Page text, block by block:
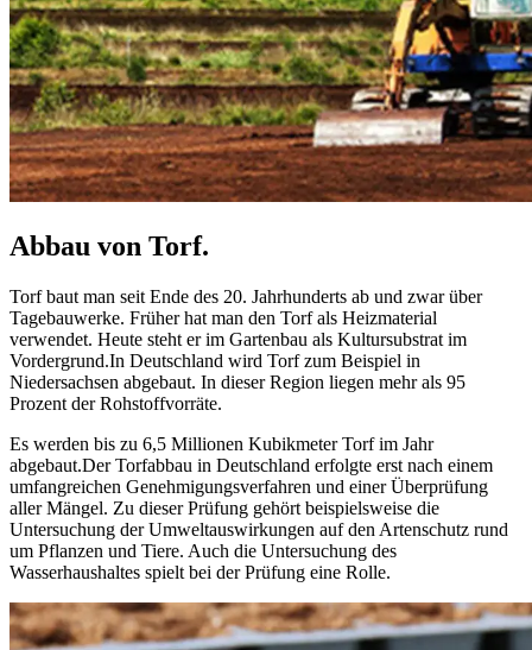
Abbau von Torf.
Torf baut man seit Ende des 20. Jahrhunderts ab und zwar über
Tagebauwerke. Früher hat man den Torf als Heizmaterial
verwendet. Heute steht er im Gartenbau als Kultursubstrat im
Vordergrund.In Deutschland wird Torf zum Beispiel in
Niedersachsen abgebaut. In dieser Region liegen mehr als 95
Prozent der Rohstoffvorräte.
Es werden bis zu 6,5 Millionen Kubikmeter Torf im Jahr
abgebaut.Der Torfabbau in Deutschland erfolgte erst nach einem
umfangreichen Genehmigungsverfahren und einer Überprüfung
aller Mängel. Zu dieser Prüfung gehört beispielsweise die
Untersuchung der Umweltauswirkungen auf den Artenschutz rund
um Pflanzen und Tiere. Auch die Untersuchung des
Wasserhaushaltes spielt bei der Prüfung eine Rolle.